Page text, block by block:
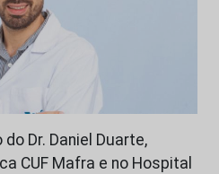
Dr. Daniel Duarte,
CUF Mafra e no Hospital